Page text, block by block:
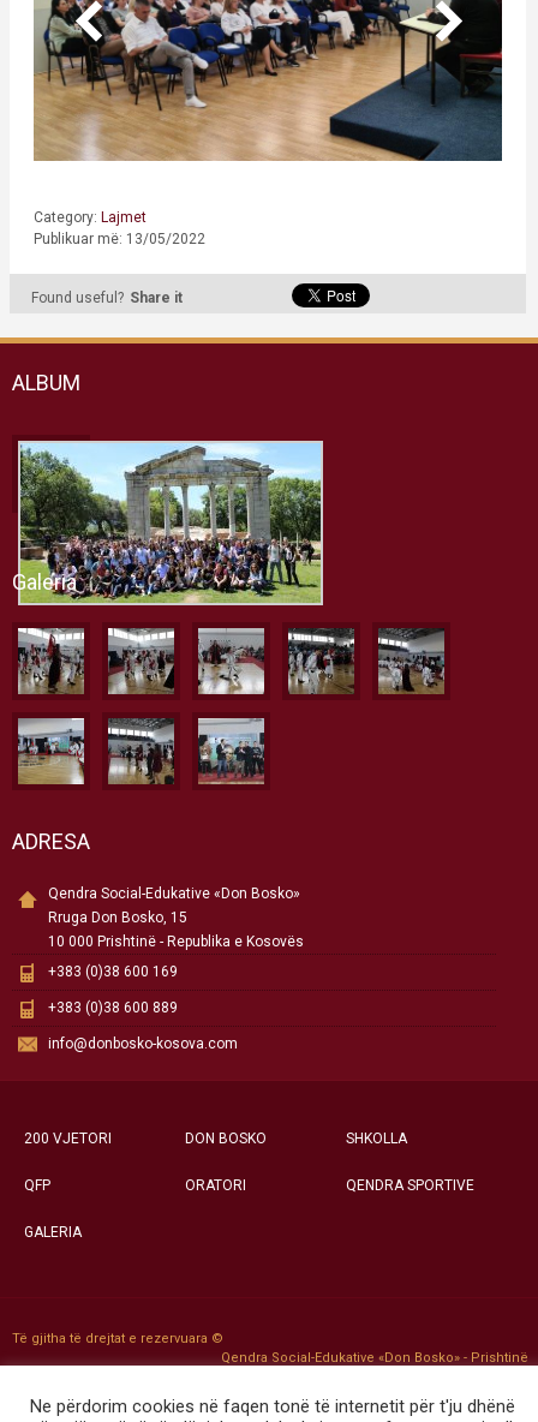
Category: Lajmet
Publikuar më: 13/05/2022
Found useful? Share it
ALBUM
Galeria
ADRESA
Qendra Social-Edukative «Don Bosko»
Rruga Don Bosko, 15
10 000 Prishtinë - Republika e Kosovës
+383 (0)38 600 169
+383 (0)38 600 889
info@donbosko-kosova.com
200 VJETORI DON BOSKO SHKOLLA
QFP ORATORI QENDRA SPORTIVE
GALERIA
Të gjitha të drejtat e rezervuara ©
Qendra Social-Edukative «Don Bosko» - Prishtinë
Ne përdorim cookies në faqen tonë të internetit për t'ju dhënë